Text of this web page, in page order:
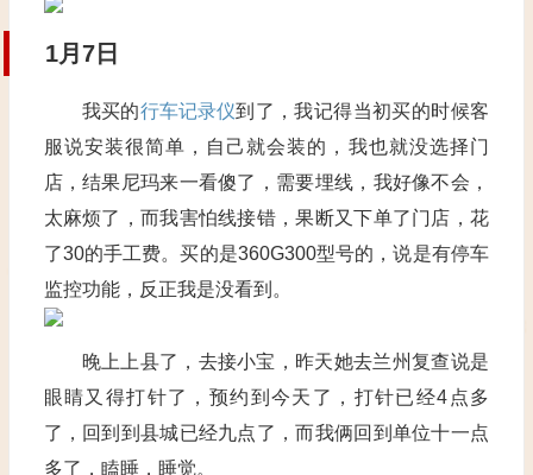
1月 7日
我买的行车记录仪到了，我记得当初买的时候客
服说安装很简单，自己就会装的，我也就没选择门
店，结果尼玛来一看傻了，需要埋线，我好像不会，
太麻烦了，而我害怕线接错，果断又下单了门店，花
了30的手工费。买的是360G300型号的，说是有停车
监控功能，反正我是没看到。
晚上上县了，去接小宝，昨天她去兰州复查说是
眼睛又得打针了，预约到今天了，打针已经4 点多
了，回到到县城已经九点了，而我俩回到单位十一点
多了，瞌睡，睡觉。